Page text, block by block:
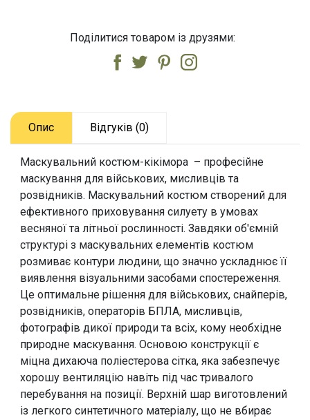
Поділитися товаром із друзями:
Опис Відгуків (0)
Маскувальний костюм-кікімора – професійне
маскування для військових, мисливців та
розвідників. Маскувальний костюм створений для
ефективного приховування силуету в умовах
весняної та літньої рослинності. Завдяки об'ємній
структурі з маскувальних елементів костюм
розмиває контури людини, що значно ускладнює її
виявлення візуальними засобами спостереження.
Це оптимальне рішення для військових, снайперів,
розвідників, операторів БПЛА, мисливців,
фотографів дикої природи та всіх, кому необхідне
природне маскування. Основою конструкції є
міцна дихаюча поліестерова сітка, яка забезпечує
хорошу вентиляцію навіть під час тривалого
перебування на позиції. Верхній шар виготовлений
із легкого синтетичного матеріалу, що не вбирає